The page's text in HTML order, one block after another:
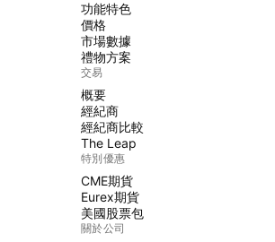
功能特色
價格
市場數據
禮物方案
交易
概要
經紀商
經紀商比較
The Leap
特別優惠
CME期貨
Eurex期貨
美國股票包
關於公司